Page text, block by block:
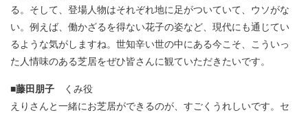
る。そして、登場人物はそれぞれ地に足がついていて、ウソがな
い。例えば、働かざるを得ない花子の姿など、現代にも通じてい
るような気がしますね。世知辛い世の中にある今こそ、こういっ
た人情味のある芝居をぜひ皆さんに観ていただきたいです。
■藤田朋子 くみ役
えりさんと一緒にお芝居ができるのが、すごくうれしいです。セ